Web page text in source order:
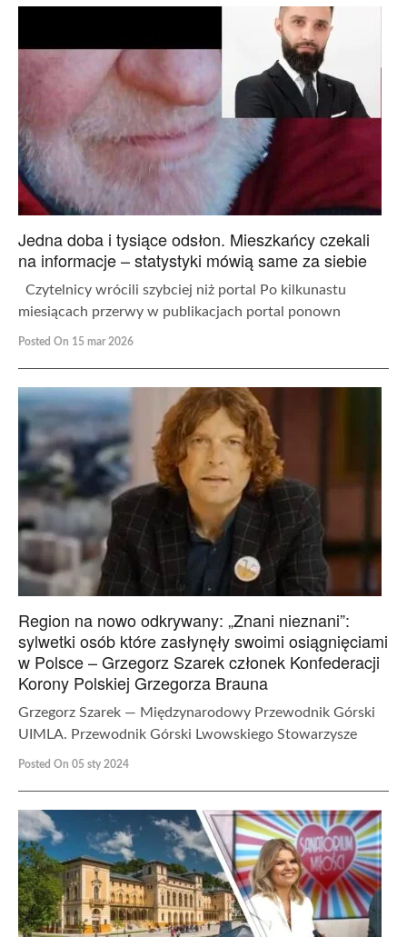
Jedna doba i tysiące odsłon. Mieszkańcy czekali
na informacje – statystyki mówią same za siebie
Czytelnicy wrócili szybciej niż portal Po kilkunastu
miesiącach przerwy w publikacjach portal ponown
Posted On 15 mar 2026
Region na nowo odkrywany: „Znani nieznani”:
sylwetki osób które zasłynęły swoimi osiągnięciami
w Polsce – Grzegorz Szarek członek Konfederacji
Korony Polskiej Grzegorza Brauna
Grzegorz Szarek — Międzynarodowy Przewodnik Górski
UIMLA. Przewodnik Górski Lwowskiego Stowarzysze
Posted On 05 sty 2024